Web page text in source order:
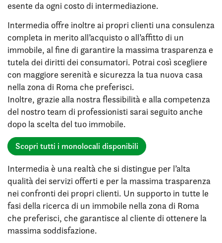
esente da ogni costo di intermediazione.
Intermedia offre inoltre ai propri clienti una consulenza
completa in merito all’acquisto o all’affitto di un
immobile, al fine di garantire la massima trasparenza e
tutela dei diritti dei consumatori. Potrai così scegliere
con maggiore serenità e sicurezza la tua nuova casa
nella zona di Roma che preferisci.
Inoltre, grazie alla nostra flessibilità e alla competenza
del nostro team di professionisti sarai seguito anche
dopo la scelta del tuo immobile.
Scopri tutti i monolocali disponibili
Intermedia è una realtà che si distingue per l’alta
qualità dei servizi offerti e per la massima trasparenza
nei confronti dei propri clienti. Un supporto in tutte le
fasi della ricerca di un immobile nella zona di Roma
che preferisci, che garantisce al cliente di ottenere la
massima soddisfazione.